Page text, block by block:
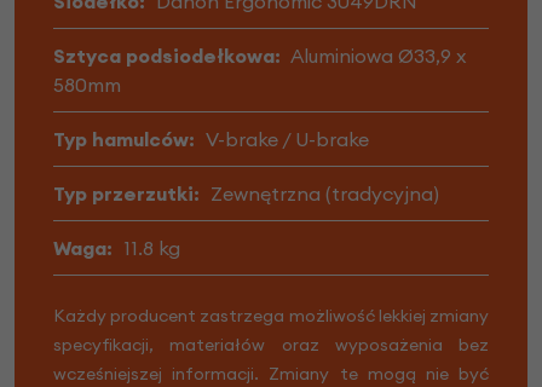
Sztyca podsiodełkowa: Aluminiowa Ø33,9 x
580mm
Typ hamulców: V-brake / U-brake
Typ przerzutki: Zewnętrzna (tradycyjna)
Waga: 11.8 kg
Każdy producent zastrzega możliwość lekkiej zmiany
specyfikacji, materiałów oraz wyposażenia bez
wcześniejszej informacji. Zmiany te mogą nie być